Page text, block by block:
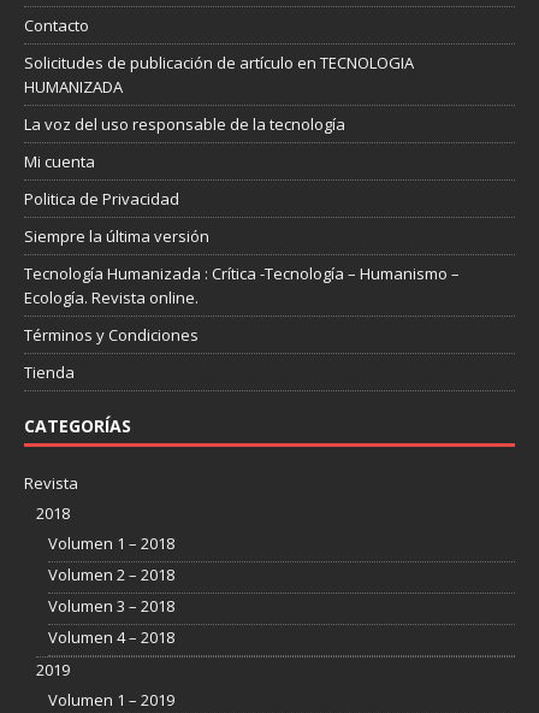
Contacto
Solicitudes de publicación de artículo en TECNOLOGIA
HUMANIZADA
La voz del uso responsable de la tecnología
Mi cuenta
Politica de Privacidad
Siempre la última versión
Tecnología Humanizada : Crítica -Tecnología – Humanismo –
Ecología. Revista online.
Términos y Condiciones
Tienda
CATEGORÍAS
Revista
2018
Volumen 1 – 2018
Volumen 2 – 2018
Volumen 3 – 2018
Volumen 4 – 2018
2019
Volumen 1 – 2019